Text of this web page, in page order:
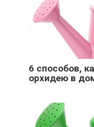
6 способов,
орхидею в